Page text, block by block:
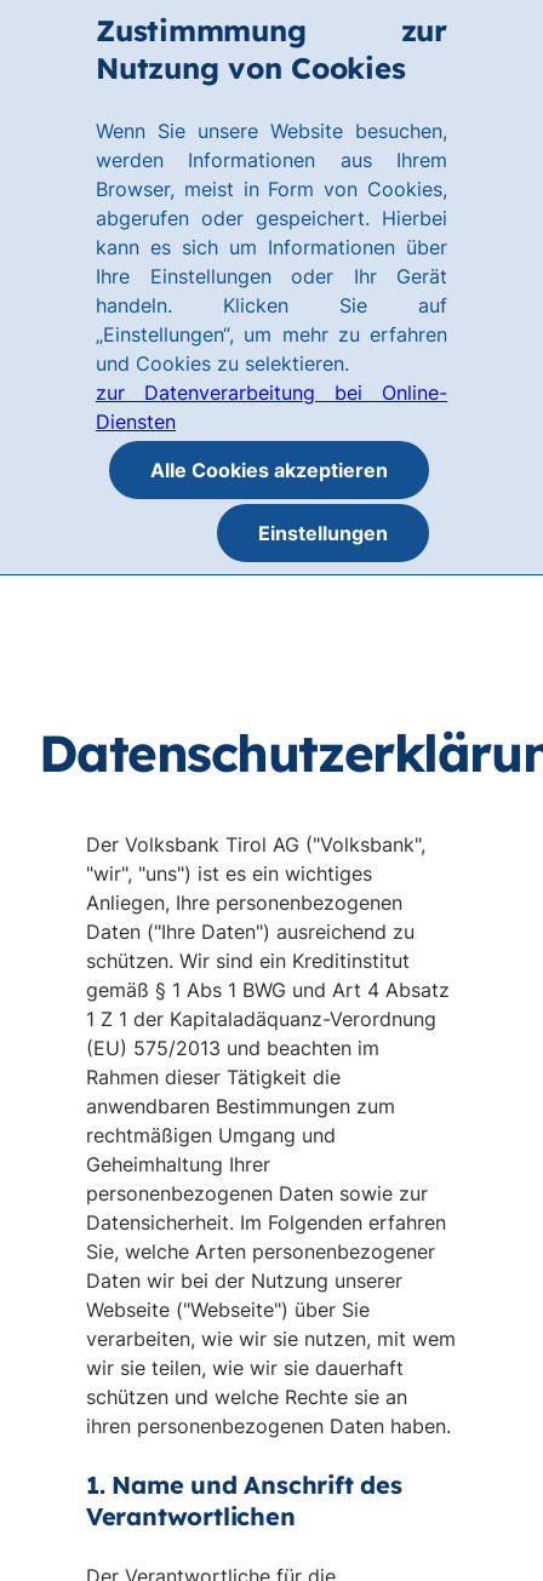
Zustimmmung zur
Nutzung von Cookies
Wenn Sie unsere Website besuchen,
werden Informationen aus Ihrem
Browser, meist in Form von Cookies,
abgerufen oder gespeichert. Hierbei
kann es sich um Informationen über
Ihre Einstellungen oder Ihr Gerät
handeln. Klicken Sie auf
„Einstellungen“, um mehr zu erfahren
und Cookies zu selektieren.
zur Datenverarbeitung bei Online-
Diensten
Alle Cookies akzeptieren
Einstellungen
Hauptinhalt
Der Volksbank Tirol AG ("Volksbank",
"wir", "uns") ist es ein wichtiges
Anliegen, Ihre personenbezogenen
Daten ("Ihre Daten") ausreichend zu
schützen. Wir sind ein Kreditinstitut
gemäß § 1 Abs 1 BWG und Art 4 Absatz
1 Z 1 der Kapitaladäquanz-Verordnung
(EU) 575/2013 und beachten im
Rahmen dieser Tätigkeit die
anwendbaren Bestimmungen zum
rechtmäßigen Umgang und
Geheimhaltung Ihrer
personenbezogenen Daten sowie zur
Datensicherheit. Im Folgenden erfahren
Sie, welche Arten personenbezogener
Daten wir bei der Nutzung unserer
Webseite ("Webseite") über Sie
verarbeiten, wie wir sie nutzen, mit wem
wir sie teilen, wie wir sie dauerhaft
schützen und welche Rechte sie an
ihren personenbezogenen Daten haben.
1. Name und Anschrift des
Verantwortlichen
Der Verantwortliche für die